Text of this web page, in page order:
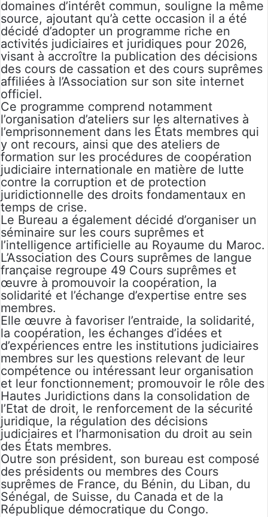
domaines d’intérêt commun, souligne la même
source, ajoutant qu’à cette occasion il a été
décidé d’adopter un programme riche en
activités judiciaires et juridiques pour 2026,
visant à accroître la publication des décisions
des cours de cassation et des cours suprêmes
affiliées à l’Association sur son site internet
officiel.
Ce programme comprend notamment
l’organisation d’ateliers sur les alternatives à
l’emprisonnement dans les États membres qui
y ont recours, ainsi que des ateliers de
formation sur les procédures de coopération
judiciaire internationale en matière de lutte
contre la corruption et de protection
juridictionnelle des droits fondamentaux en
temps de crise.
Le Bureau a également décidé d’organiser un
séminaire sur les cours suprêmes et
l’intelligence artificielle au Royaume du Maroc.
L’Association des Cours suprêmes de langue
française regroupe 49 Cours suprêmes et
œuvre à promouvoir la coopération, la
solidarité et l’échange d’expertise entre ses
membres.
Elle œuvre à favoriser l’entraide, la solidarité,
la coopération, les échanges d’idées et
d’expériences entre les institutions judiciaires
membres sur les questions relevant de leur
compétence ou intéressant leur organisation
et leur fonctionnement; promouvoir le rôle des
Hautes Juridictions dans la consolidation de
l’Etat de droit, le renforcement de la sécurité
juridique, la régulation des décisions
judiciaires et l’harmonisation du droit au sein
des États membres.
Outre son président, son bureau est composé
des présidents ou membres des Cours
suprêmes de France, du Bénin, du Liban, du
Sénégal, de Suisse, du Canada et de la
République démocratique du Congo.